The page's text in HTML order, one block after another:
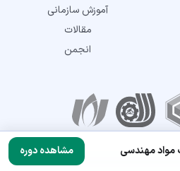
مواد مهندسی مشاهده دوره
آموزش سازمانی
مقالات
انجمن
نمادهای اعتماد